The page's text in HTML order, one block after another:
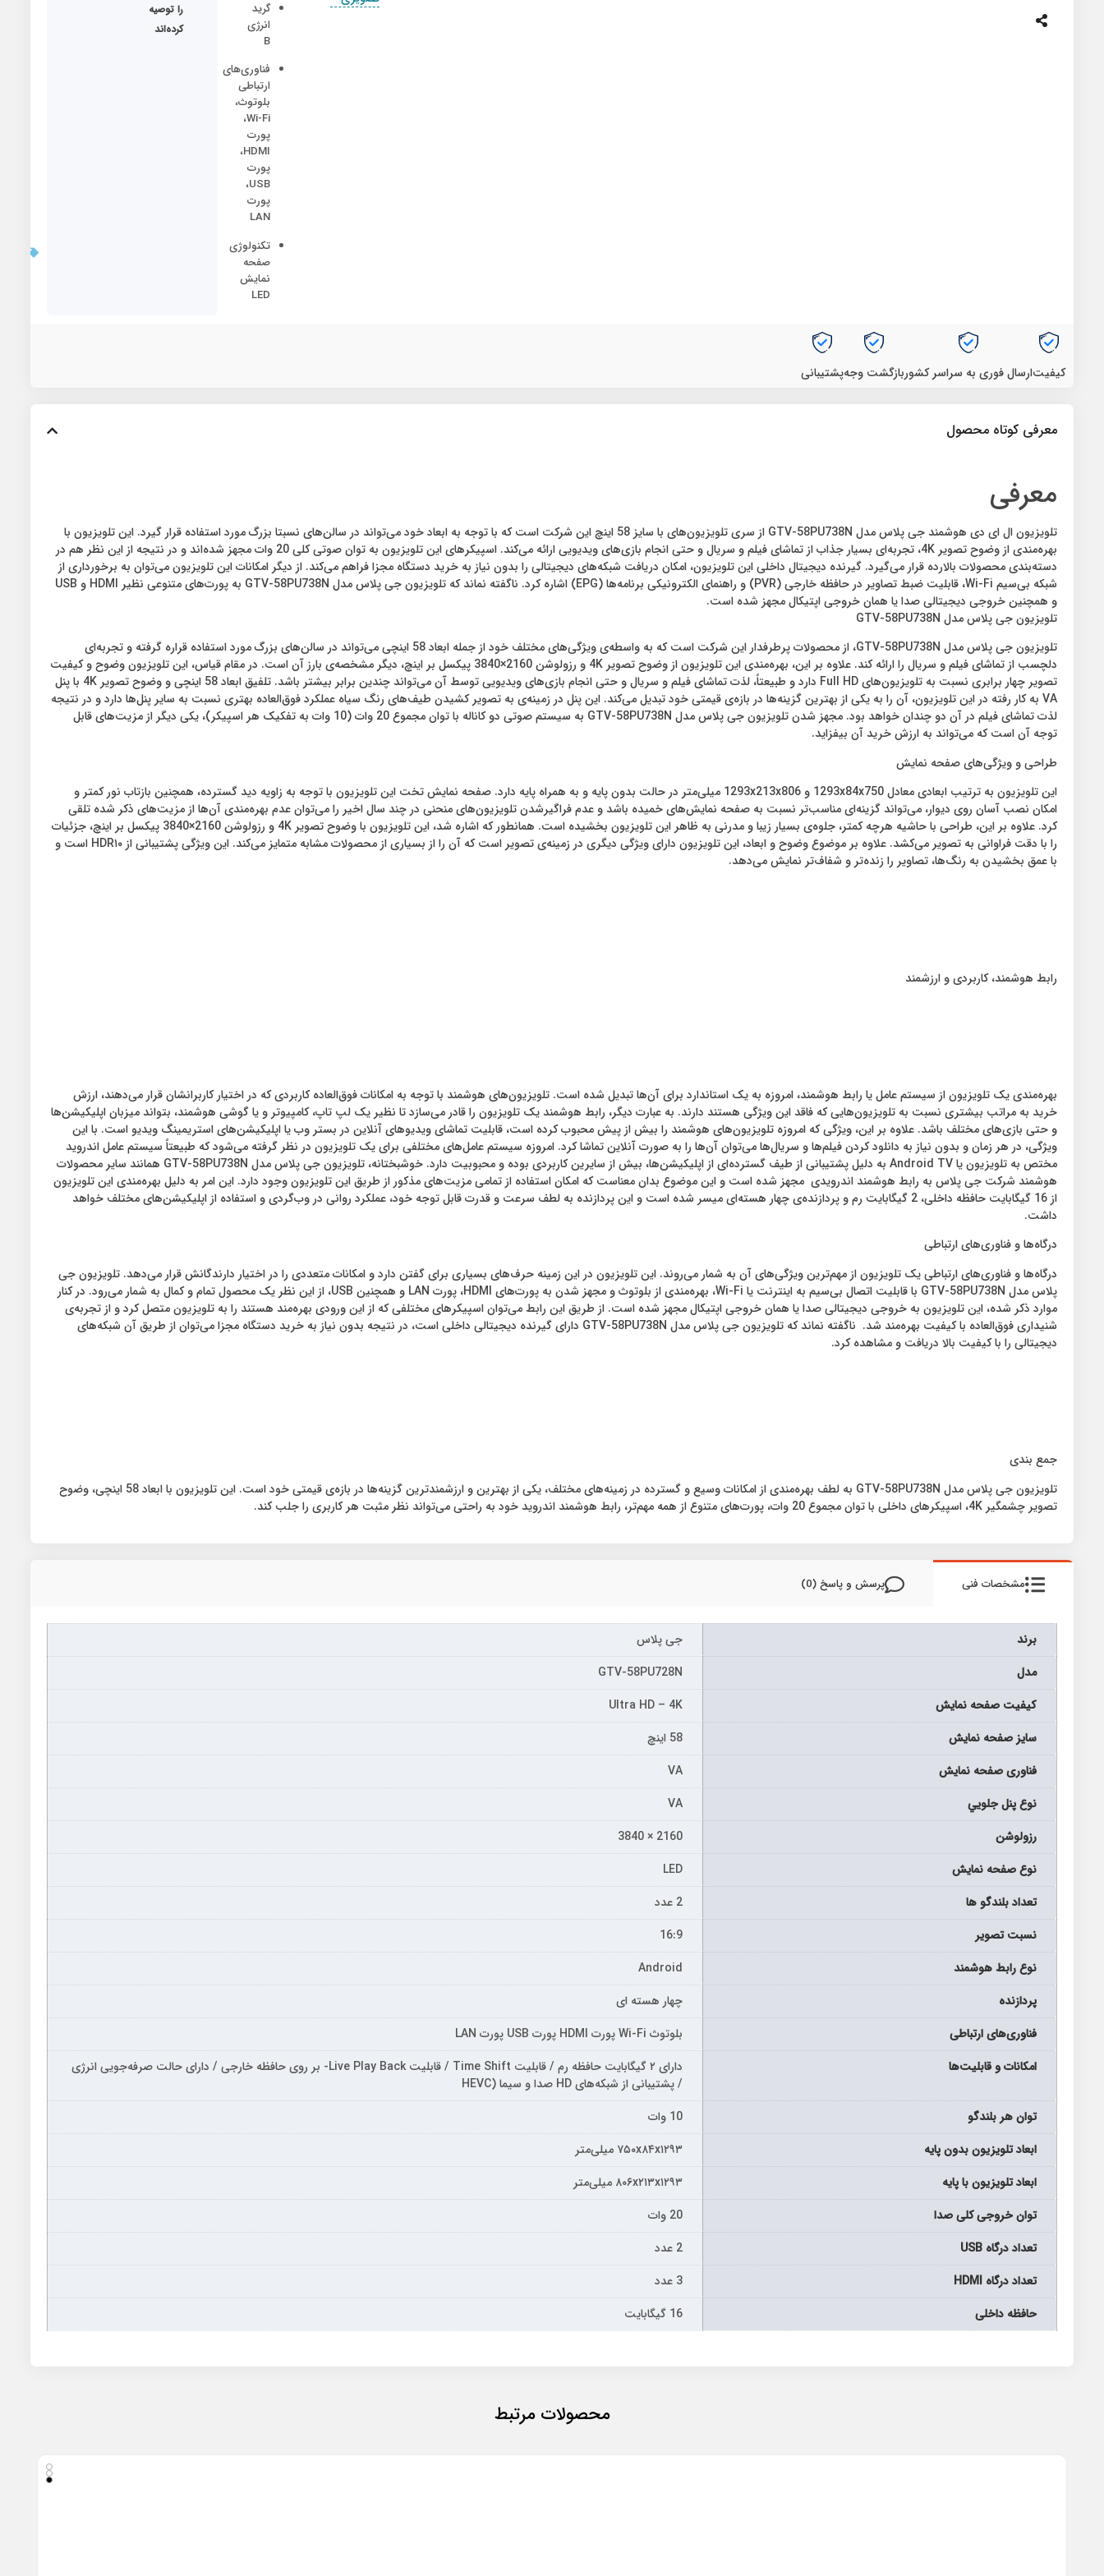
گرید
انرژی
B
فناوری‌های
ارتباطی
بلوتوث،
Wi-Fi،
پورت
HDMI،
پورت
USB،
پورت
LAN
تکنولوژی
صفحه
نمایش
LED
را توصیه
کرده‌اند
کیفیتارسال فوری به سراسر کشوربازگشت وجهپشتیبانی
معرفی کوتاه محصول
معرفی
تلویزیون ال ای دی هوشمند جی پلاس مدل GTV-58PU738N از سری تلویزیون‌های با سایز 58 اینچ این شرکت است که با توجه به ابعاد خود می‌تواند در سالن‌های نسبتا بزرگ مورد استفاده قرار گیرد. این تلویزیون با
بهره‌مندی از وضوح تصویر 4K، تجربه‌ای بسیار جذاب از تماشای فیلم و سریال و حتی انجام بازی‌های ویدیویی ارائه می‌کند. اسپیکرهای این تلویزیون به توان صوتی کلی 20 وات مجهز شده‌اند و در نتیجه از این نظر هم در
دسته‌بندی محصولات بالارده قرار می‌گیرد. گیرنده دیجیتال داخلی این تلویزیون، امکان دریافت شبکه‌های دیجیتالی را بدون نیاز به خرید دستگاه مجزا فراهم می‌کند. از دیگر امکانات این تلویزیون می‌توان به برخورداری از
شبکه بی‌سیم Wi-Fi، قابلیت ضبط تصاویر در حافظه خارجی (PVR) و راهنمای الکترونیکی برنامه‌ها (EPG) اشاره کرد. ناگفته نماند که تلویزیون جی پلاس مدل GTV-58PU738N به پورت‌های متنوعی نظیر HDMI و USB
و همچنین خروجی دیجیتالی صدا یا همان خروجی اپتیکال مجهز شده است.
تلویزیون جی پلاس مدل GTV-58PU738N
تلویزیون جی پلاس مدل GTV-58PU738N، از محصولات پرطرفدار این شرکت است که به واسطه‌ی ویژگی‌های مختلف خود از جمله ابعاد 58 اینچی می‌تواند در سالن‌های بزرگ مورد استفاده قراره گرفته و تجربه‌ای
دلچسب از تماشای فیلم و سریال را ارائه کند. علاوه بر این، بهره‌مندی این تلویزیون از وضوح تصویر 4K و رزولوشن 2160×3840 پیکسل بر اینچ، دیگر مشخصه‌ی بارز آن است. در مقام قیاس، این تلویزیون وضوح و کیفیت
تصویر چهار برابری نسبت به تلویزیون‌های Full HD دارد و طبیعتاً، لذت تماشای فیلم و سریال و حتی انجام بازی‌های ویدیویی توسط آن می‌تواند چندین برابر بیشتر باشد. تلفیق ابعاد 58 اینچی و وضوح تصویر 4K با پنل
VA به کار رفته در این تلویزیون، آن را به یکی از بهترین گزینه‌ها در بازه‌ی قیمتی خود تبدیل می‌کند. این پنل در زمینه‌ی به تصویر کشیدن طیف‌های رنگ سیاه عملکرد فوق‌العاده بهتری نسبت به سایر پنل‌ها دارد و در نتیجه
لذت تماشای فیلم در آن دو چندان خواهد بود. مجهز شدن تلویزیون جی پلاس مدل GTV-58PU738N به سیستم صوتی دو کاناله با توان مجموع 20 وات (10 وات به تفکیک هر اسپیکر)، یکی دیگر از مزیت‌های قابل
توجه آن است که می‌تواند به ارزش خرید آن بیفزاید.
طراحی و ویژگی‌های صفحه نمایش
این تلویزیون به ترتیب ابعادی معادل 1293x84x750 و 1293x213x806 میلی‌متر در حالت بدون پایه و به همراه پایه دارد. صفحه نمایش تخت این تلویزیون با توجه به زاویه دید گسترده، همچنین بازتاب نور کمتر و
امکان نصب آسان روی دیوار، می‌تواند گزینه‌ای مناسب‌تر نسبت به صفحه نمایش‌های خمیده باشد و عدم فراگیرشدن تلویزیون‌های منحنی در چند سال اخیر را می‌توان عدم بهره‌مندی آن‌ها از مزیت‌های ذکر شده تلقی
کرد. علاوه بر این، طراحی با حاشیه هرچه کمتر، جلوه‌ی بسیار زیبا و مدرنی به ظاهر این تلویزیون بخشیده است. همانطور که اشاره شد، این تلویزیون با وضوح تصویر 4K و رزولوشن 2160×3840 پیکسل بر اینچ، جزئیات
را با دقت فراوانی به تصویر می‌‌کشد. علاوه بر موضوع وضوح و ابعاد، این تلویزیون دارای ویژگی‌ دیگری در زمینه‌ی تصویر است که آن را از بسیاری از محصولات مشابه متمایز می‌کند. این ویژگی پشتیبانی از HDR۱۰ است و
با عمق بخشیدن به رنگ‌ها، تصاویر را زنده‌تر و شفاف‌تر نمایش می‌دهد.
رابط هوشمند، کاربردی و ارزشمند
بهره‌مندی یک تلویزیون از سیستم عامل یا رابط هوشمند، امروزه به یک استاندارد برای آن‌ها تبدیل شده است. تلویزیون‌های هوشمند با توجه به امکانات فوق‌العاده کاربردی که در اختیار کاربرانشان قرار می‌دهند، ارزش
خرید به مراتب بیشتری نسبت به تلویزیون‌هایی که فاقد این ویژگی هستند دارند. به عبارت دیگر، رابط هوشمند یک تلویزیون را قادر می‌سازد تا نظیر یک لپ تاپ، کامپیوتر و یا گوشی هوشمند، بتواند میزبان اپلیکیشن‌ها
و حتی بازی‌های مختلف باشد. علاوه بر این، ویژگی که امروزه تلویزیون‌های هوشمند را بیش از پیش محبوب کرده است، قابلیت تماشای ویدیوهای آنلاین در بستر وب یا اپلیکیشن‌های استریمینگ ویدیو است. با این
ویژگی، در هر زمان و بدون نیاز به دانلود کردن فیلم‌ها و سریال‌ها می‌توان آن‌ها را به صورت آنلاین تماشا کرد. امروزه سیستم عامل‌های مختلفی برای یک تلویزیون در نظر گرفته می‌شود که طبیعتاً سیستم عامل اندروید
مختص به تلویزیون یا Android TV به دلیل پشتیبانی از طیف گسترده‌ای از اپلیکیشن‌ها، بیش از سایرین کاربردی بوده و محبوبیت دارد. خوشبختانه، تلویزیون جی پلاس مدل GTV-58PU738N همانند سایر محصولات
هوشمند شرکت جی پلاس به رابط هوشمند اندرویدی مجهز شده است و این موضوع بدان معناست که امکان استفاده از تمامی مزیت‌های مذکور از طریق این تلویزیون وجود دارد. این امر به دلیل بهره‌مندی این تلویزیون
از 16 گیگابایت حافظه داخلی، 2 گیگابایت رم و پردازنده‌ی چهار هسته‌ای میسر شده است و این پردازنده به لطف سرعت و قدرت قابل توجه خود، عملکرد روانی در وب‌گردی و استفاده از اپلیکیشن‌های مختلف خواهد
داشت.
درگاه‌ها و فناوری‌های ارتباطی
درگاه‌ها و فناوری‌های ارتباطی یک تلویزیون از مهم‌ترین ویژگی‌های آن به شمار می‌روند. این تلویزیون در این زمینه حرف‌های بسیاری برای گفتن دارد و امکانات متعددی را در اختیار دارندگانش قرار می‌دهد. تلویزیون جی
پلاس مدل GTV-58PU738N با قابلیت اتصال بی‌سیم به اینترنت یا Wi-Fi، بهره‌مندی از بلوتوث و مجهز شدن به پورت‌های HDMI، پورت LAN و همچنین USB، از این نظر یک محصول تمام و کمال به شمار می‌رود. در کنار
موارد ذکر شده، این تلویزیون به خروجی دیجیتالی صدا یا همان خروجی اپتیکال مجهز شده است. از طریق این رابط می‌توان اسپیکرهای مختلفی که از این ورودی بهره‌مند هستند را به تلویزیون متصل کرد و از تجربه‌ی
شنیداری فوق‌العاده با کیفیت بهره‌مند شد. ناگفته نماند که تلویزیون جی پلاس مدل GTV-58PU738N دارای گیرنده دیجیتالی داخلی است، در نتیجه بدون نیاز به خرید دستگاه مجزا می‌توان از طریق آن شبکه‌های
دیجیتالی را با کیفیت بالا دریافت و مشاهده کرد.
جمع بندی
تلویزیون جی پلاس مدل GTV-58PU738N به لطف بهره‌مندی از امکانات وسیع و گسترده در زمینه‌های مختلف، یکی از بهترین و ارزشمندترین گزینه‌ها در بازه‌ی قیمتی خود است. این تلویزیون با ابعاد 58 اینچی، وضوح
تصویر چشمگیر 4K، اسپیکرهای داخلی با توان مجموع 20 وات، پورت‌های متنوع از همه مهم‌تر، رابط هوشمند اندروید خود به راحتی می‌تواند نظر مثبت هر کاربری را جلب کند.
مشخصات فنی پرسش و پاسخ (0)
برند
جی پلاس
مدل
GTV-58PU728N
كيفيت صفحه نمايش
Ultra HD – 4K
سايز صفحه نمايش
58 اینچ
فناوری صفحه نمایش
VA
نوع پنل جلويي
VA
رزولوشن
2160 × 3840
نوع صفحه نمايش
LED
تعداد بلندگو ها
2 عدد
نسبت تصویر
16:9
نوع رابط هوشمند
Android
پردازنده
چهار هسته ای
فناوری‌های ارتباطی
بلوتوث Wi-Fi پورت HDMI پورت USB پورت LAN
امکانات و قابلیت‌ها
دارای ۲ گیگابایت حافظه رم / قابلیت Time Shift / قابلیت Live Play Back- بر روی حافظه خارجی / دارای حالت صرفه‌جویی انرژی
/ پشتیبانی از شبکه‌های HD صدا و سیما (HEVC
توان هر بلندگو
10 وات
ابعاد تلویزیون بدون پایه
۷۵۰x۸۴x۱۲۹۳ میلی‌متر
ابعاد تلویزیون با پایه
۸۰۶x۲۱۳x۱۲۹۳ میلی‌متر
توان خروجی کلی صدا
20 وات
تعداد درگاه USB
2 عدد
تعداد درگاه HDMI
3 عدد
حافظه داخلی
16 گیگابایت
محصولات مرتبط